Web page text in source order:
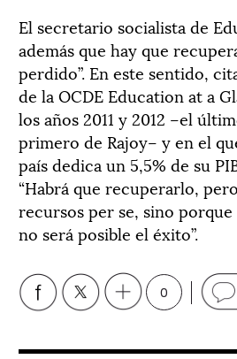
El secretario socialista de
además que hay que
perdido”. En este sentido,
de la OCDE Education at a
los años 2011 y 2012 –el
primero de Rajoy– y en el
país dedica un 5,5% de su
“Habrá que recuperarlo,
recursos per se, sino
no será posible el éxito”.
0